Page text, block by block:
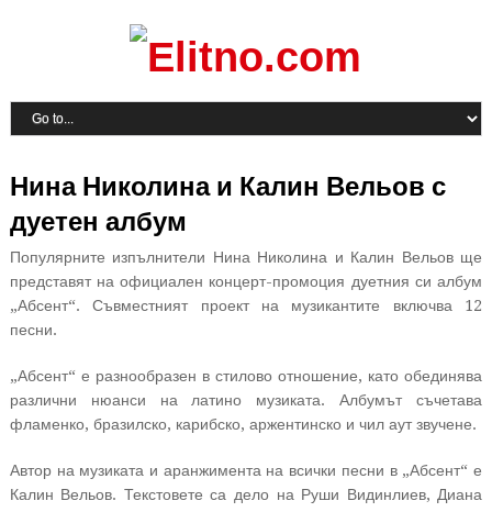
Нина Николина и Калин Вельов с
дуетен албум
Популярните изпълнители Нина Николина и Калин Вельов ще
представят на официален концерт-промоция дуетния си албум
„Абсент“. Съвместният проект на музикантите включва 12
песни.
„Абсент“ е разнообразен в стилово отношение, като обединява
различни нюанси на латино музиката. Албумът съчетава
фламенко, бразилско, карибско, аржентинско и чил аут звучене.
Автор на музиката и аранжимента на всички песни в „Абсент“ е
Калин Вельов. Текстовете са дело на Руши Видинлиев, Диана